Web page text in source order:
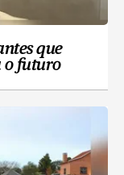
que
o futuro